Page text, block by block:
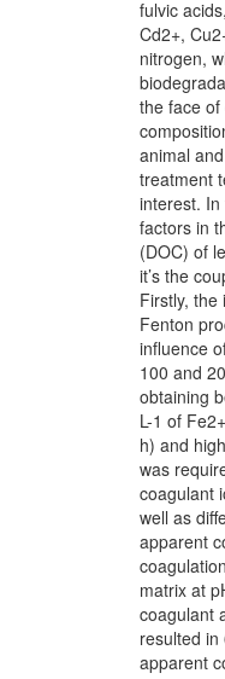
fulvic
Cd2+,
nitrogen,
the face
animal
treatment
interest.
factors in
(DOC) of
it’s the
Firstly, the
Fenton
influence
100 and
obtaining
L-1 of
h) and
was
coagulant
well as
apparent
matrix at
coagulant
resulted
apparent